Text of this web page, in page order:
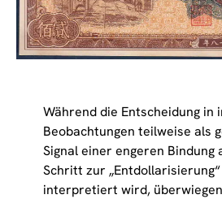
Während die Entscheidung in
Beobachtungen teilweise als
Signal einer engeren Bindung
Schritt zur
interpretiert wird,